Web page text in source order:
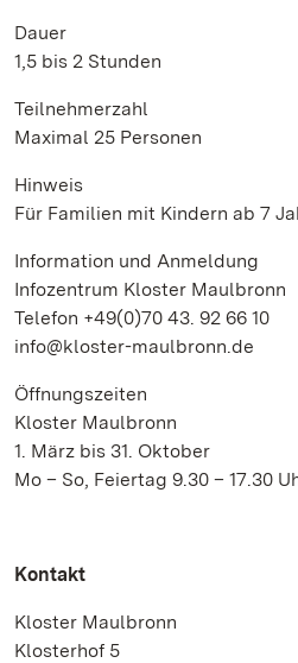
Dauer
1,5 bis 2 Stunden
Teilnehmerzahl
Maximal 25 Personen
Hinweis
Für Familien mit Kindern ab 7
Information und Anmeldung
Infozentrum Kloster Maulbronn
Telefon +49(0)70 43. 92 66 10
info@kloster-maulbronn.de
Öffnungszeiten
Kloster Maulbronn
1. März bis 31. Oktober
Mo – So, Feiertag 9.30 – 17.30
Kontakt
Kloster Maulbronn
Klosterhof 5